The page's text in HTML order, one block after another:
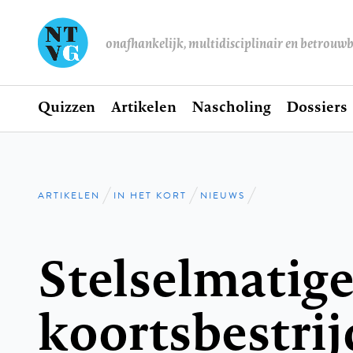
onafhankelijk, multidisciplinair en
Hoofdnavigatie
Home
Quizzen Artikelen Nascholing Dossiers
Kruimelpad
ARTIKELEN IN HET KORT NIEUWS
Stelselmatige